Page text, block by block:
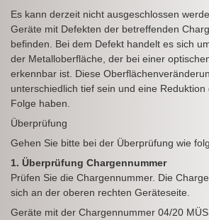
Es kann derzeit nicht ausgeschlossen
Geräte mit Defekten der betreffenden
befinden. Bei dem Defekt handelt es sich
der Metalloberfläche, der bei einer
erkennbar ist. Diese
unterschiedlich tief sein und eine
Folge haben.
Überprüfung
Gehen Sie bitte bei der Überprüfung wie
1. Überprüfung Chargennummer
Prüfen Sie die Chargennummer. Die
sich an der oberen rechten Geräteseite.
Geräte mit der Chargennummer 04/20